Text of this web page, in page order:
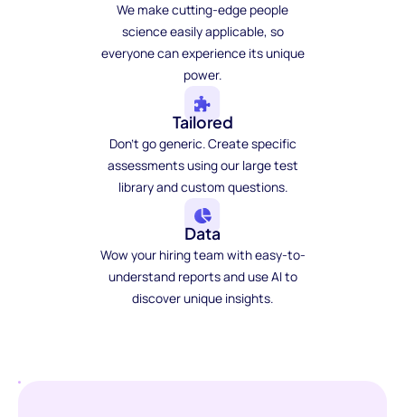
We make cutting-edge people
science easily applicable, so
everyone can experience its unique
power.
Tailored
Don't go generic. Create specific
assessments using our large test
library and custom questions.
Data
Wow your hiring team with easy-to-
understand reports and use AI to
discover unique insights.